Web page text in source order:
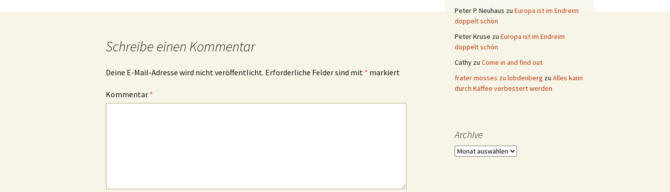
Schreibe einen Kommentar
Deine E-Mail-Adresse wird nicht veröffentlicht. Erforderliche Felder sind mit * markiert
Kommentar *
Peter P. Neuhaus zu Europa ist im Endreim
doppelt schön
Peter Kruse zu Europa ist im Endreim
doppelt schön
Cathy zu Come in and find out
frater mosses zu lobdenberg zu Alles kann
durch Kaffee verbessert werden
Archive
Archive